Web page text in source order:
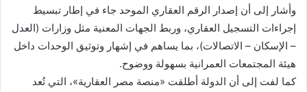
وأشار إلى أن إصدار الرقم العقاري الموحد جاء في إطار تبسيط
إجراءات التسجيل العقاري، وربط الجهات المعنية مثل وزارات (العدل
– الإسكان – الاتصالات)، بما يساهم في إشهار وتوثيق الوحدات داخل
هيئة المجتمعات العمرانية بسهولة ووضوح.
كما لفت إلى أن الدولة أطلقت «منصة مصر العقارية»، التي تُعد